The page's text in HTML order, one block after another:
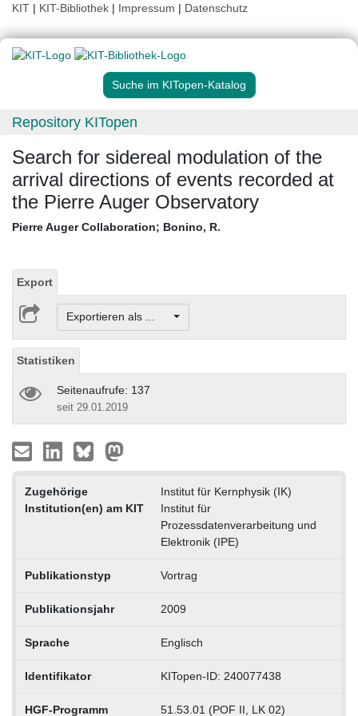
KIT | KIT-Bibliothek | Impressum | Datenschutz
Suche im KITopen-Katalog
Repository KITopen
Search for sidereal modulation of the
arrival directions of events recorded at
the Pierre Auger Observatory
Pierre Auger Collaboration; Bonino, R.
Export
Exportieren als ...
Statistiken
Seitenaufrufe: 137
seit 29.01.2019
Zugehörige
Institution(en) am KIT
Institut für Kernphysik (IK)
Institut für
Prozessdatenverarbeitung und
Elektronik (IPE)
Publikationstyp Vortrag
Publikationsjahr 2009
Sprache Englisch
Identifikator KITopen-ID: 240077438
HGF-Programm 51.53.01 (POF II, LK 02)